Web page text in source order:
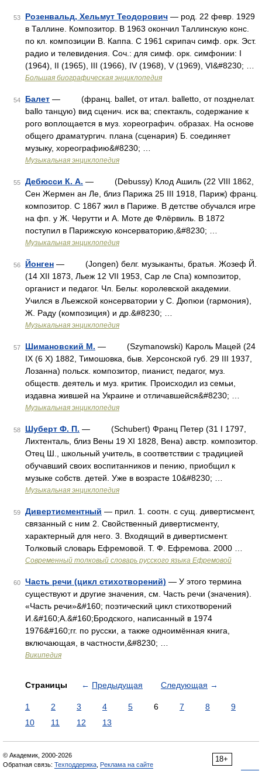
53 Розенвальд, Хельмут Теодорович — род. 22 февр. 1929
в Таллине. Композитор. В 1963 окончил Таллинскую конс.
по кл. композиции В. Каппа. С 1961 скрипач симф. орк. Эст.
радио и телевидения. Соч.: для симф. орк. симфонии: I
(1964), II (1965), III (1966), IV (1968), V (1969), VI&#8230; …
Большая биографическая энциклопедия
54 Балет — (франц. ballet, от итал. balletto, от позднелат.
ballo танцую) вид сценич. иск ва; спектакль, содержание к
рого воплощается в муз. хореографич. образах. На основе
общего драматургич. плана (сценария) Б. соединяет
музыку, хореографию&#8230; …
Музыкальная энциклопедия
55 Дебюсси К. А. — (Debussy) Клод Ашиль (22 VIII 1862,
Сен Жермен ан Ле, близ Парижа 25 III 1918, Париж) франц.
композитор. С 1867 жил в Париже. В детстве обучался игре
на фп. у Ж. Черутти и А. Моте де Флёрвиль. В 1872
поступил в Парижскую консерваторию,&#8230; …
Музыкальная энциклопедия
56 Йонген — (Jongen) белг. музыканты, братья. Жозеф Й.
(14 XII 1873, Льеж 12 VII 1953, Сар ле Спа) композитор,
органист и педагог. Чл. Бельг. королевской академии.
Учился в Льежской консерватории у С. Дюпюи (гармония),
Ж. Раду (композиция) и др.&#8230; …
Музыкальная энциклопедия
57 Шимановский М. — (Szymanowski) Кароль Мацей (24
IX (6 X) 1882, Тимошовка, быв. Херсонской губ. 29 III 1937,
Лозанна) польск. композитор, пианист, педагог, муз.
обществ. деятель и муз. критик. Происходил из семьи,
издавна жившей на Украине и отличавшейся&#8230; …
Музыкальная энциклопедия
58 Шуберт Ф. П. — (Schubert) Франц Петер (31 I 1797,
Лихтенталь, близ Вены 19 XI 1828, Вена) австр. композитор.
Отец Ш., школьный учитель, в соответствии с традицией
обучавший своих воспитанников и пению, приобщил к
музыке собств. детей. Уже в возрасте 10&#8230; …
Музыкальная энциклопедия
59 Дивертисментный — прил. 1. соотн. с сущ. дивертисмент,
связанный с ним 2. Свойственный дивертисменту,
характерный для него. 3. Входящий в дивертисмент.
Толковый словарь Ефремовой. Т. Ф. Ефремова. 2000 …
Современный толковый словарь русского языка Ефремовой
60 Часть речи (цикл стихотворений) — У этого термина
существуют и другие значения, см. Часть речи (значения).
«Часть речи»&#160; поэтический цикл стихотворений
И.&#160;А.&#160;Бродского, написанный в 1974
1976&#160;гг. по русски, а также одноимённая книга,
включающая, в частности,&#8230; …
Википедия
Страницы ← Предыдущая Следующая →
1 2 3 4 5 6 7 8
9
10
11 12 13
18+
© Академик, 2000-2026
Обратная связь: Техподдержка Реклама на сайте